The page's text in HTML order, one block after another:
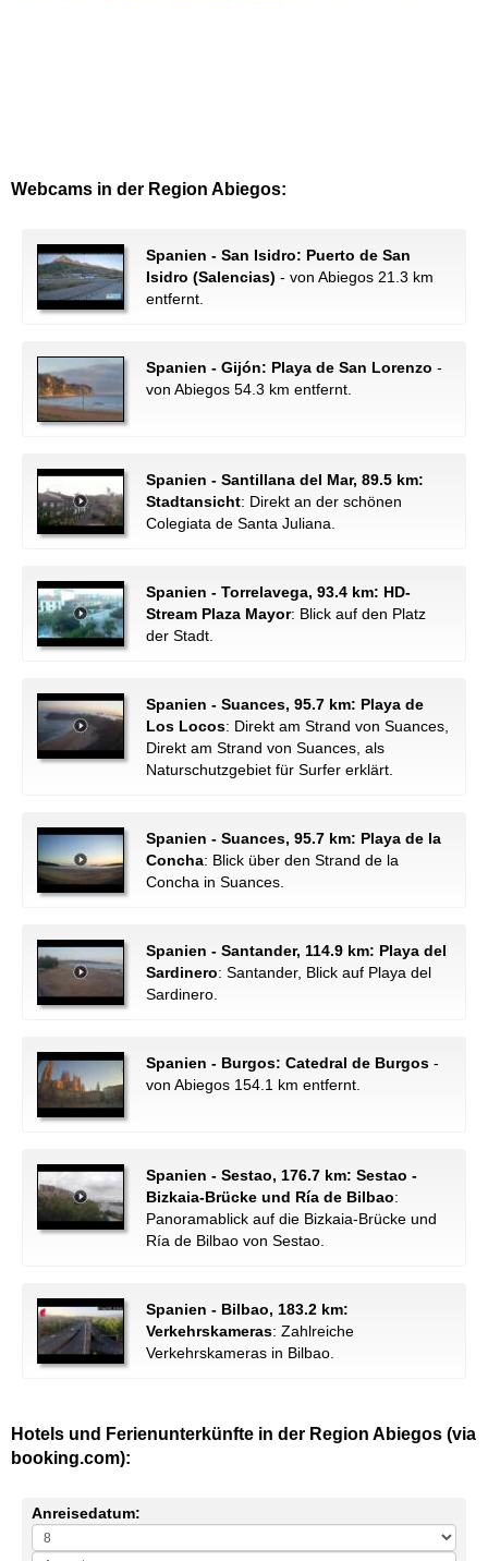
Webcams in der Region Abiegos:
Spanien - San Isidro: Puerto de San
Isidro (Salencias) - von Abiegos 21.3 km
entfernt.
Spanien - Gijón: Playa de San Lorenzo -
von Abiegos 54.3 km entfernt.
Spanien - Santillana del Mar, 89.5 km:
Stadtansicht: Direkt an der schönen
Colegiata de Santa Juliana.
Spanien - Torrelavega, 93.4 km: HD-
Stream Plaza Mayor: Blick auf den Platz
der Stadt.
Spanien - Suances, 95.7 km: Playa de
Los Locos: Direkt am Strand von Suances,
Direkt am Strand von Suances, als
Naturschutzgebiet für Surfer erklärt.
Spanien - Suances, 95.7 km: Playa de la
Concha: Blick über den Strand de la
Concha in Suances.
Spanien - Santander, 114.9 km: Playa del
Sardinero: Santander, Blick auf Playa del
Sardinero.
Spanien - Burgos: Catedral de Burgos -
von Abiegos 154.1 km entfernt.
Spanien - Sestao, 176.7 km: Sestao -
Bizkaia-Brücke und Ría de Bilbao:
Panoramablick auf die Bizkaia-Brücke und
Ría de Bilbao von Sestao.
Spanien - Bilbao, 183.2 km:
Verkehrskameras: Zahlreiche
Verkehrskameras in Bilbao.
Hotels und Ferienunterkünfte in der Region Abiegos (via
booking.com):
Anreisedatum: